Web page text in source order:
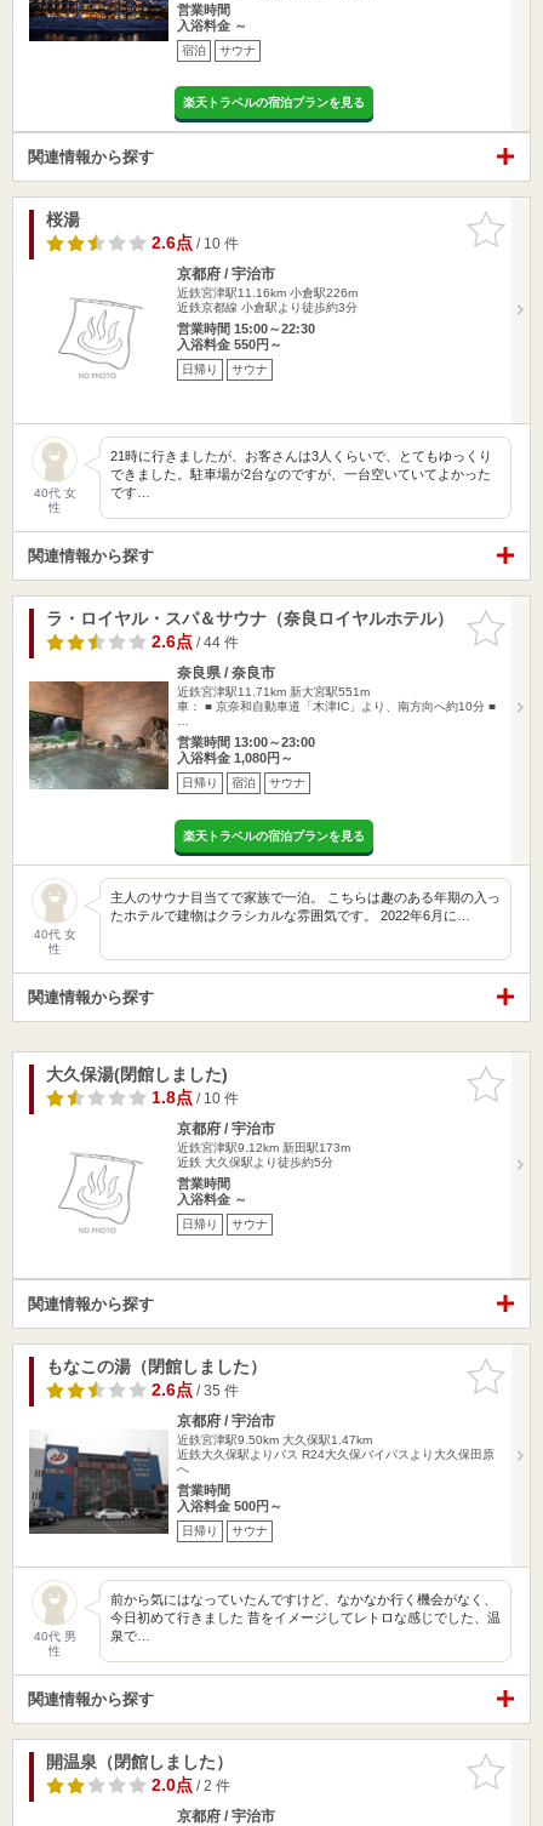
営業時間
入浴料金 ～
宿泊 サウナ
楽天トラベルの宿泊プランを見る
関連情報から探す
お気に入
りに追加
桜湯
2.6点/ 10 件
京都府 / 宇治市
近鉄宮津駅11.16km 小倉駅226m
近鉄京都線 小倉駅より徒歩約3分
営業時間 15:00～22:30
入浴料金 550円～
日帰り サウナ
40代 女
性
21時に行きましたが、お客さんは3人くらいで、とてもゆっくり
できました。駐車場が2台なのですが、一台空いていてよかった
です…
関連情報から探す
お気に入
りに追加
ラ・ロイヤル・スパ＆サウナ（奈良ロイヤルホテル）
2.6点/ 44 件
奈良県 / 奈良市
近鉄宮津駅11.71km 新大宮駅551m
車： ■ 京奈和自動車道「木津IC」より、南方向へ約10分 ■
営業時間 13:00～23:00
入浴料金 1,080円～
日帰り 宿泊 サウナ
楽天トラベルの宿泊プランを見る
40代 女
性
主人のサウナ目当てで家族で一泊。 こちらは趣のある年期の入っ
たホテルで建物はクラシカルな雰囲気です。 2022年6月に…
関連情報から探す
お気に入
りに追加
大久保湯(閉館しました)
1.8点/ 10 件
京都府 / 宇治市
近鉄宮津駅9.12km 新田駅173m
近鉄 大久保駅より徒歩約5分
営業時間
入浴料金 ～
日帰り サウナ
関連情報から探す
お気に入
りに追加
もなこの湯（閉館しました）
2.6点/ 35 件
京都府 / 宇治市
近鉄宮津駅9.50km 大久保駅1.47km
近鉄大久保駅よりバス R24大久保バイパスより大久保田原
へ
営業時間
入浴料金 500円～
日帰り サウナ
40代 男
性
前から気にはなっていたんですけど、なかなか行く機会がなく、
今日初めて行きました 昔をイメージしてレトロな感じでした、温
泉で…
関連情報から探す
お気に入
りに追加
開温泉（閉館しました）
2.0点/ 2 件
京都府 / 宇治市